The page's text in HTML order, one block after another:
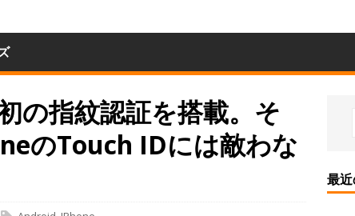
の指紋認証を搭載。そ
のTouch IDには敵わな
最